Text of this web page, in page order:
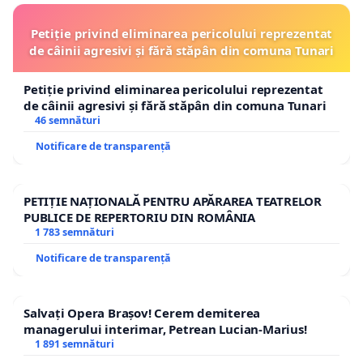
și regulile de siguranță privind răspândirea
COVID 19, pe malurile apei lăsați pescarii să
3, sunt suficienti și de bun simt !
În speranța că ne veți înțelege și veți da curs
Atașez mai jos textul de lege:
Amenajările piscicole în care se practică și
pescuit recreativ au următoarele obligații:
participanților către și de la locul de desfășurare a
activității de pescuit recreativ astfel încât să fie
respectate măsurile de distanțare socială;
Petiție privind eliminarea pericolului reprezentat
de câinii agresivi și fără stăpân din comuna Tunari
Petiție privind eliminarea pericolului reprezentat
de câinii agresivi și fără stăpân din comuna Tunari
46 semnături
Notificare de transparență
PETIȚIE NAȚIONALĂ PENTRU APĂRAREA TEATRELOR
PUBLICE DE REPERTORIU DIN ROMÂNIA
1 783 semnături
Notificare de transparență
Salvați Opera Brașov! Cerem demiterea
managerului interimar, Petrean Lucian-Marius!
1 891 semnături